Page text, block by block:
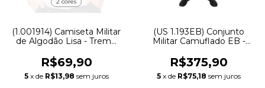
(1.001914) Camiseta Militar
de Algodão Lisa - Treme
R$69,90
5 x de R$13,98 sem juros
(US 1.193EB) Conjunto
Militar Camuflado EB -
STOP
R$375,90
5 x de R$75,18 sem juros